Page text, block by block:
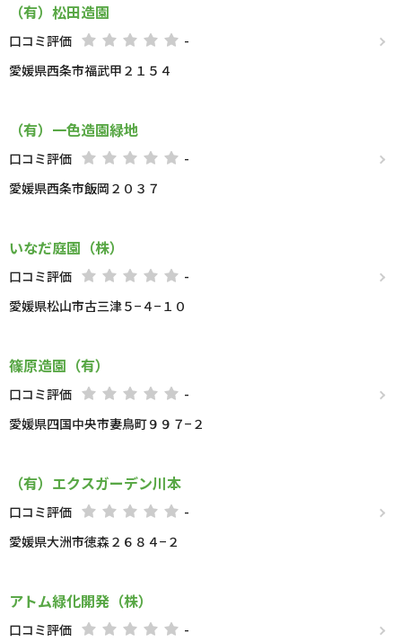
（有）松田造園
口コミ評価
-
愛媛県西条市福武甲２１５４
（有）一色造園緑地
口コミ評価
-
愛媛県西条市飯岡２０３７
いなだ庭園（株）
口コミ評価
-
愛媛県松山市古三津５−４−１０
篠原造園（有）
口コミ評価
-
愛媛県四国中央市妻鳥町９９７−２
（有）エクスガーデン川本
口コミ評価
-
愛媛県大洲市徳森２６８４−２
アトム緑化開発（株）
口コミ評価
-